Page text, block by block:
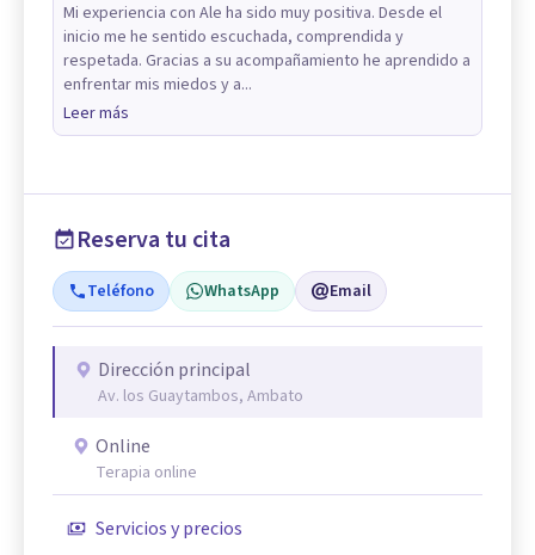
Mi experiencia con Ale ha sido muy positiva. Desde el
inicio me he sentido escuchada, comprendida y
respetada. Gracias a su acompañamiento he aprendido a
enfrentar mis miedos y a...
Leer más
Reserva tu cita
Teléfono WhatsApp Email
Dirección principal
Av. los Guaytambos, Ambato
Online
Terapia online
Servicios y precios